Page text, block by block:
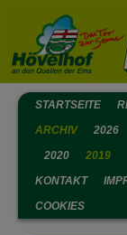
STARTSEITE
ARCHIV
2026
2020
2019
KONTAKT
COOKIES